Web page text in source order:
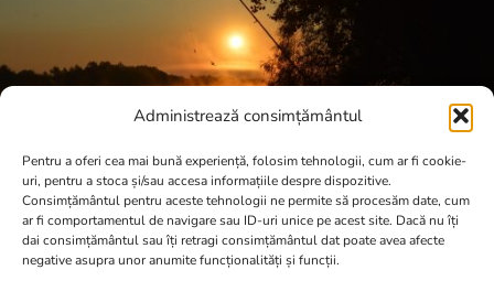
Administrează consimțământul
Pentru a oferi cea mai bună experiență, folosim tehnologii, cum ar fi cookie-
uri, pentru a stoca și/sau accesa informațiile despre dispozitive.
Consimțământul pentru aceste tehnologii ne permite să procesăm date, cum
ar fi comportamentul de navigare sau ID-uri unice pe acest site. Dacă nu îți
dai consimțământul sau îți retragi consimțământul dat poate avea afecte
negative asupra unor anumite funcționalități și funcții.